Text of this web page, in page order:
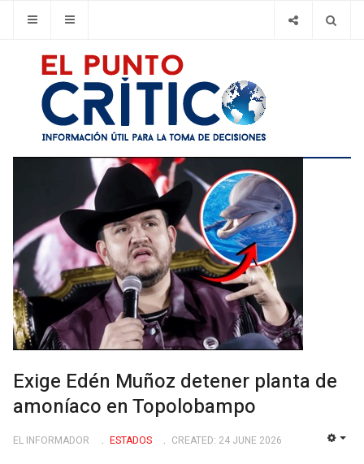
Exige Edén Muñoz detener planta de
amoníaco en Topolobampo
EL INFORMADOR ESTADOS CREATED: 24 JUNE 2026